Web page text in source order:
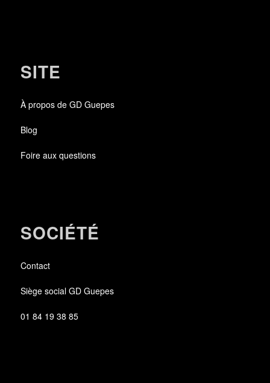
SITE
À propos de GD Guepes
Blog
Foire aux questions
SOCIÉTÉ
Contact
Siège social GD Guepes
01 84 19 38 85